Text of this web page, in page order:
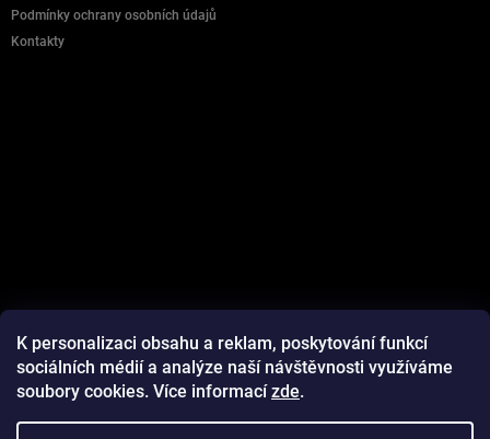
K personalizaci obsahu a reklam, poskytování funkcí
sociálních médií a analýze naší návštěvnosti využíváme
soubory cookies. Více informacízde.
Podmínky ochrany osobních údajů
Kontakty